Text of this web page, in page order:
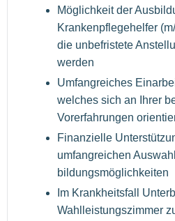
Möglichkeit der
Krankenpflegehelfer
die unbefristete
werden
Umfangreiches
welches sich an Ihrer
Vorerfahrungen
Finanzielle
umfangreichen
bildungsmöglichkeiten
Im Krankheitsfall
Wahlleistungszimmer